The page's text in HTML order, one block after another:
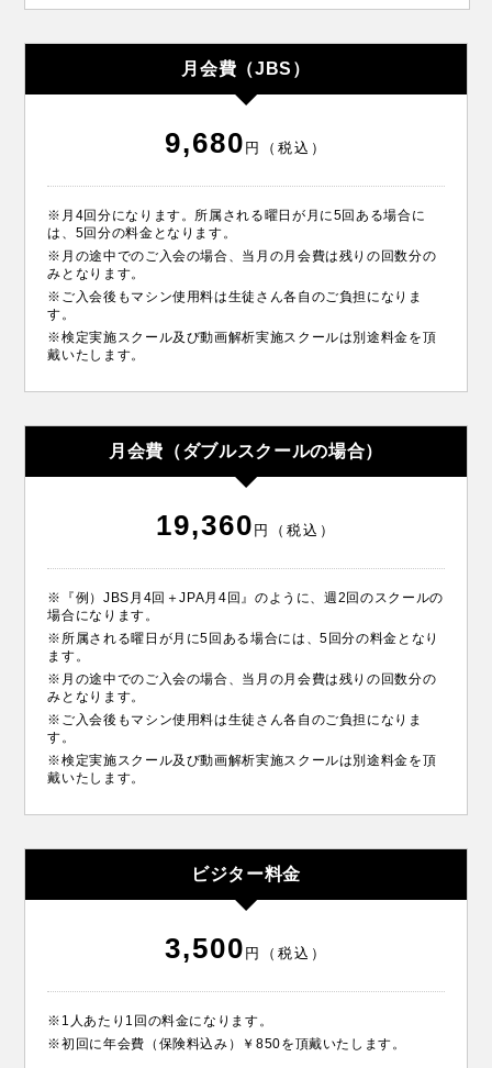
月会費（JBS）
9,680 円（税込）
※月4回分になります。所属される曜日が月に5回ある場合に
は、5回分の料金となります。
※月の途中でのご入会の場合、当月の月会費は残りの回数分の
みとなります。
※ご入会後もマシン使用料は生徒さん各自のご負担になりま
す。
※検定実施スクール及び動画解析実施スクールは別途料金を頂
戴いたします。
月会費（ダブルスクールの場合）
19,360 円（税込）
※『例）JBS月4回＋JPA月4回』のように、週2回のスクールの
場合になります。
※所属される曜日が月に5回ある場合には、5回分の料金となり
ます。
※月の途中でのご入会の場合、当月の月会費は残りの回数分の
みとなります。
※ご入会後もマシン使用料は生徒さん各自のご負担になりま
す。
※検定実施スクール及び動画解析実施スクールは別途料金を頂
戴いたします。
ビジター料金
3,500 円（税込）
※1人あたり1回の料金になります。
※初回に年会費（保険料込み）￥850を頂戴いたします。